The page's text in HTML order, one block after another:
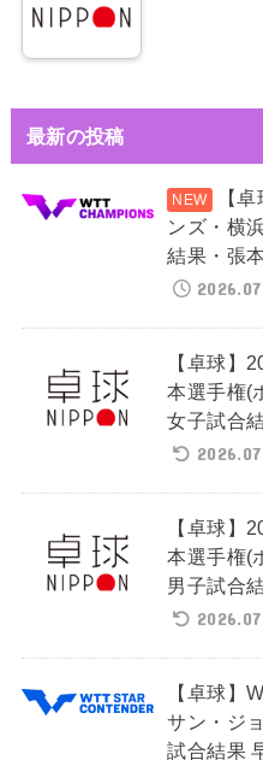
最新の投稿
【
ンズ・横
結果・張
【卓球】
本選手権(
女子試合
【卓球】
本選手権(
男子試合
【卓球】
サン・ジ
試合結果